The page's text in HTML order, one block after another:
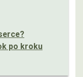
po kroku